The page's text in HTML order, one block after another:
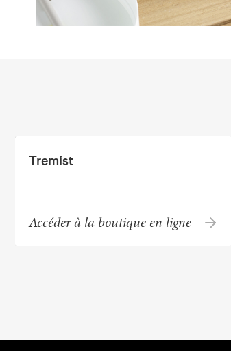
Tremist
Accéder à la boutique en ligne